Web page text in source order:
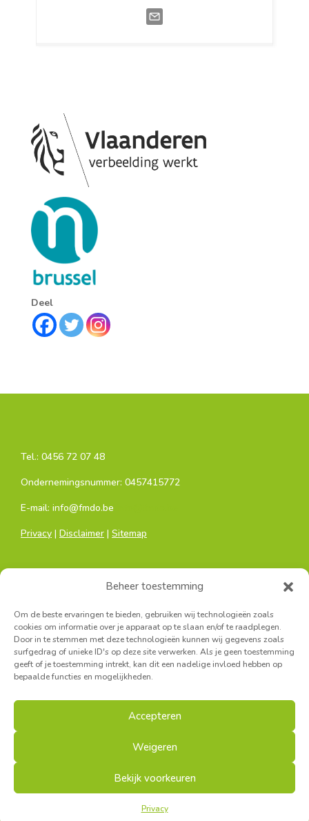
Beheer toestemming
Om de beste ervaringen te bieden, gebruiken wij technologieën zoals
cookies om informatie over je apparaat op te slaan en/of te raadplegen.
Door in te stemmen met deze technologieën kunnen wij gegevens zoals
surfgedrag of unieke ID's op deze site verwerken. Als je geen toestemming
geeft of je toestemming intrekt, kan dit een nadelige invloed hebben op
bepaalde functies en mogelijkheden.
Accepteren
Weigeren
Bekijk voorkeuren
Privacy
Deel
Tel.: 0456 72 07 48
Ondernemingsnummer: 0457415772
E-mail: info@fmdo.be
Privacy | Disclaimer | Sitemap
Hoofdkantoor:
Sainctelettesquare 19, 1000 Brussel
Turnhoutsebaan 139A, 2140 Borgerhout
Secretariaat West-Vlaanderen:
© FMDO | Crafted byCanyon Clan